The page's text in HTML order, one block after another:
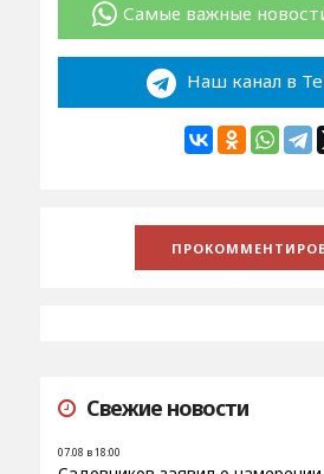
Самые важные
Наш канал в
Свежие новости
07.08 в 18:00